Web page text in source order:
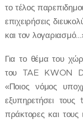
το τέλος
επιχειρήσεις
και τον
Για το θέμα του
του TAE KWON
«Ποιος νόμος
εξυπηρετήσει
πράκτορες και τους